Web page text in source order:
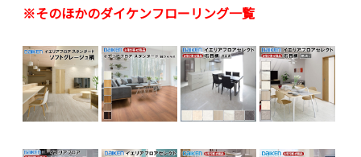
※そのほかのダイケンフローリング一覧